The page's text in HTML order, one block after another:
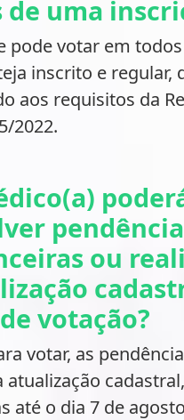
de uma
pode votar em
inscrito e regular,
aos requisitos da
2022.
ou
votação?
votar, as
atualização
até o dia 7 de